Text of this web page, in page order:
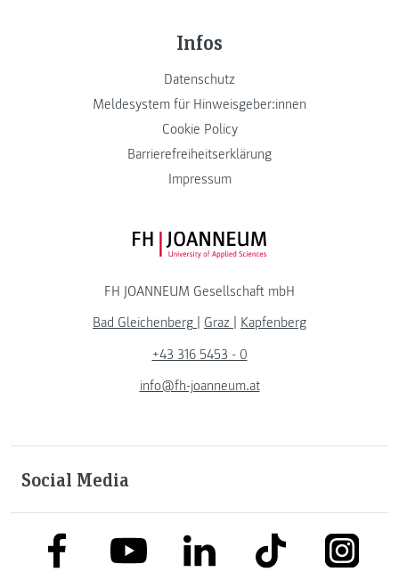
Infos
Datenschutz
Meldesystem für Hinweisgeber:innen
Cookie Policy
Barrierefreiheitserklärung
Impressum
FH JOANNEUM Logo
FH JOANNEUM Gesellschaft mbH
Bad Gleichenberg
Graz
Kapfenberg
+43 316 5453 - 0
info@fh-joanneum.at
Social Media
link to facebooklink to youtubelink to linkedinlink to tiktok